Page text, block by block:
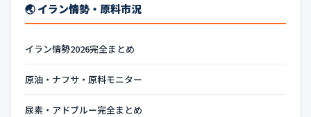
🌏 イラン情勢・原料市況
イラン情勢2026完全まとめ
原油・ナフサ・原料モニター
尿素・アドブルー完全まとめ